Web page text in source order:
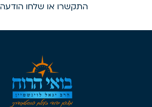
התקשרו או שלחו הודעה